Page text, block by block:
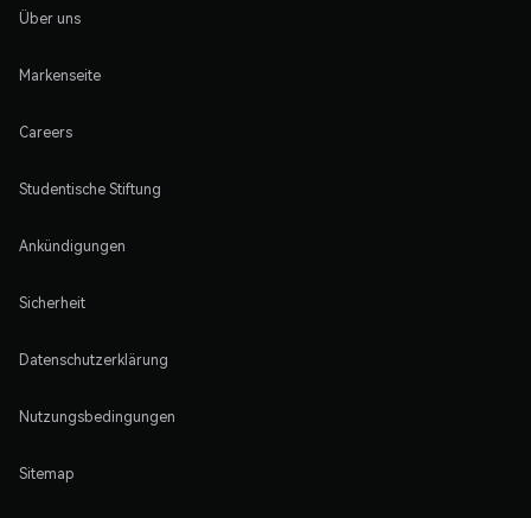
Über uns
Markenseite
Careers
Studentische Stiftung
Ankündigungen
Sicherheit
Datenschutzerklärung
Nutzungsbedingungen
Sitemap